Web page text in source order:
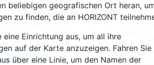
beliebigen geografischen Ort heran,
zu finden, die an HORIZONT
eine Einrichtung aus, um all ihre
auf der Karte anzuzeigen. Fahren Sie
über eine Linie, um den Namen der
9276
15059